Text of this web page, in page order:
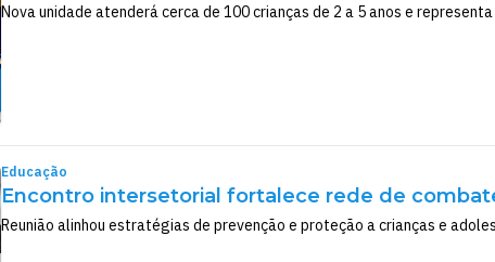
Nova unidade atenderá cerca de 100 crianças de 2 a 5 anos e
Educação
Encontro intersetorial fortalece rede de
Reunião alinhou estratégias de prevenção e proteção a crianças e